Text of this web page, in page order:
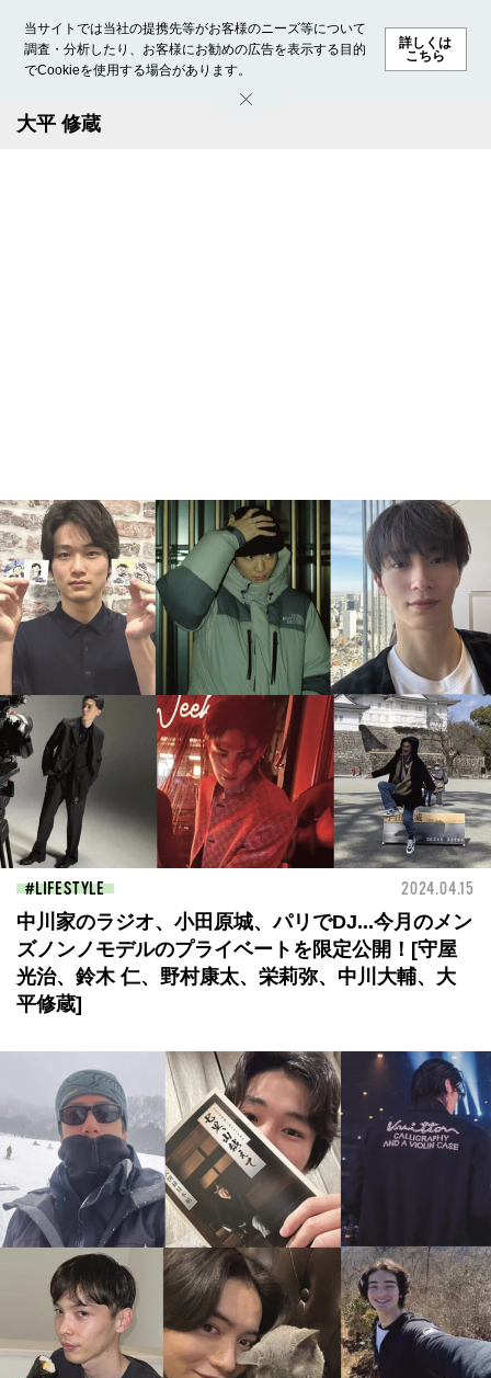
当サイトでは当社の提携先等がお客様のニーズ等について
調査・分析したり、お客様にお勧めの広告を表示する目的
でCookieを使用する場合があります。
詳しくは
こちら
ホーム モデル募集 ランキング ファッション ビューテ
大平 修蔵
LIFESTYLE 2024.04.15
中川家のラジオ、小田原城、パリでDJ...今月のメン
ズノンノモデルのプライベートを限定公開！[守屋
光治、鈴木 仁、野村康太、栄莉弥、中川大輔、大
平修蔵]